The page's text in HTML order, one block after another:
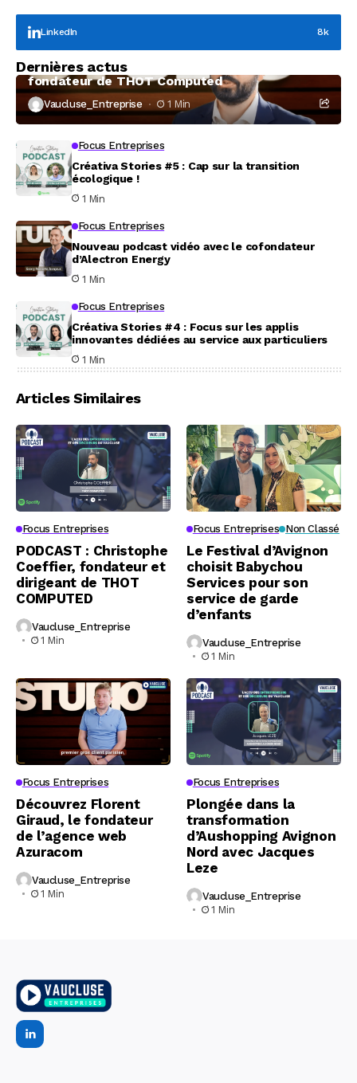
LinkedIn 8k
Dernières actus
À la rencontre de Christophe Coeffier, dirigeant
fondateur de THOT Computed
Vaucluse_Entreprise 1 Min
Focus Entreprises
Créativa Stories #5 : Cap sur la transition
écologique !
1 Min
Focus Entreprises
Nouveau podcast vidéo avec le cofondateur
d’Alectron Energy
1 Min
Focus Entreprises
Créativa Stories #4 : Focus sur les applis
innovantes dédiées au service aux particuliers
1 Min
Articles Similaires
Focus Entreprises
PODCAST : Christophe
Coeffier, fondateur et
dirigeant de THOT
COMPUTED
Vaucluse_Entreprise
1 Min
Focus Entreprises Non Classé
Le Festival d’Avignon
choisit Babychou
Services pour son
service de garde
d’enfants
Vaucluse_Entreprise
1 Min
Focus Entreprises
Découvrez Florent
Giraud, le fondateur
de l’agence web
Azuracom
Vaucluse_Entreprise
1 Min
Focus Entreprises
Plongée dans la
transformation
d’Aushopping Avignon
Nord avec Jacques
Leze
Vaucluse_Entreprise
1 Min